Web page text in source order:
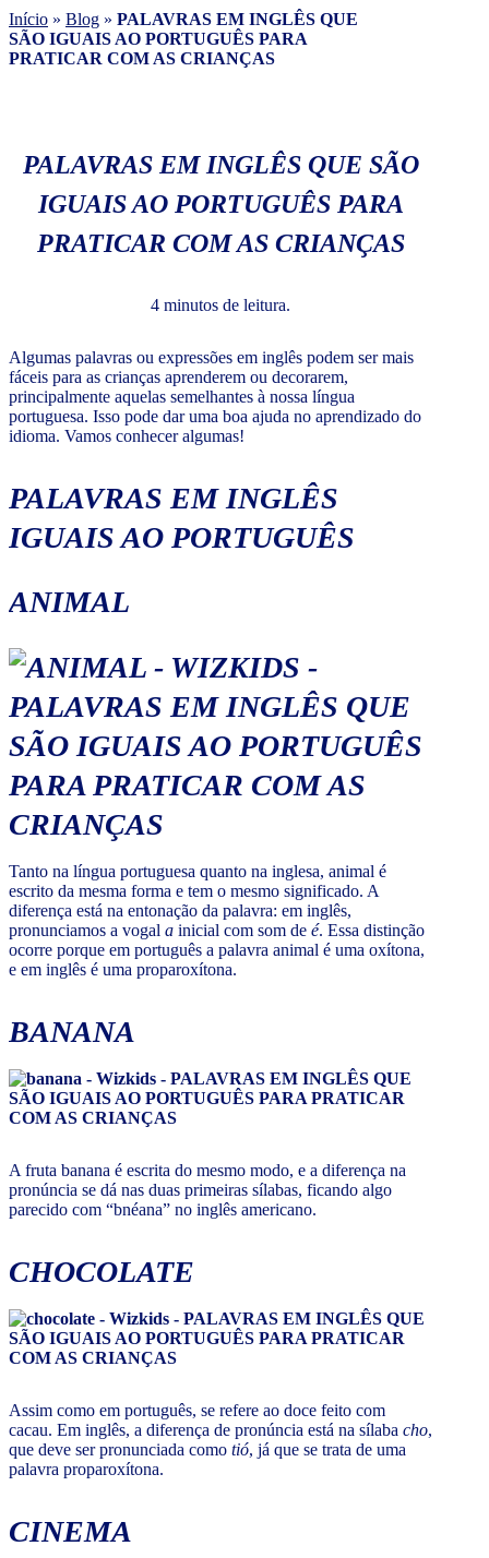
Início » Blog » PALAVRAS EM INGLÊS QUE
SÃO IGUAIS AO PORTUGUÊS PARA
PRATICAR COM AS CRIANÇAS
PALAVRAS EM INGLÊS QUE SÃO
IGUAIS AO PORTUGUÊS PARA
PRATICAR COM AS CRIANÇAS
4 minutos de leitura.
Algumas palavras ou expressões em inglês podem ser mais
fáceis para as crianças aprenderem ou decorarem,
principalmente aquelas semelhantes à nossa língua
portuguesa. Isso pode dar uma boa ajuda no aprendizado do
idioma. Vamos conhecer algumas!
PALAVRAS EM INGLÊS
IGUAIS AO PORTUGUÊS
ANIMAL
Tanto na língua portuguesa quanto na inglesa, animal é
escrito da mesma forma e tem o mesmo significado. A
diferença está na entonação da palavra: em inglês,
pronunciamos a vogal a inicial com som de é. Essa distinção
ocorre porque em português a palavra animal é uma oxítona,
e em inglês é uma proparoxítona.
BANANA
A fruta banana é escrita do mesmo modo, e a diferença na
pronúncia se dá nas duas primeiras sílabas, ficando algo
parecido com “bnéana” no inglês americano.
CHOCOLATE
Assim como em português, se refere ao doce feito com
cacau. Em inglês, a diferença de pronúncia está na sílaba cho,
que deve ser pronunciada como tió, já que se trata de uma
palavra proparoxítona.
CINEMA